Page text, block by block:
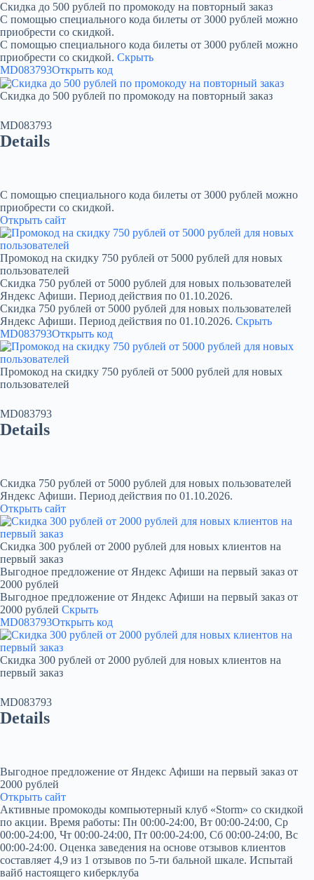
Скидка до 500 рублей по промокоду на повторный заказ
С помощью специального кода билеты от 3000 рублей можно
приобрести со скидкой.
С помощью специального кода билеты от 3000 рублей можно
приобрести со скидкой. Скрыть
MD083793Открыть код
Скидка до 500 рублей по промокоду на повторный заказ
MD083793
Details
С помощью специального кода билеты от 3000 рублей можно
приобрести со скидкой.
Открыть сайт
Промокод на скидку 750 рублей от 5000 рублей для новых
пользователей
Скидка 750 рублей от 5000 рублей для новых пользователей
Яндекс Афиши. Период действия по 01.10.2026.
Скидка 750 рублей от 5000 рублей для новых пользователей
Яндекс Афиши. Период действия по 01.10.2026. Скрыть
MD083793Открыть код
Промокод на скидку 750 рублей от 5000 рублей для новых
пользователей
MD083793
Details
Скидка 750 рублей от 5000 рублей для новых пользователей
Яндекс Афиши. Период действия по 01.10.2026.
Открыть сайт
Скидка 300 рублей от 2000 рублей для новых клиентов на
первый заказ
Выгодное предложение от Яндекс Афиши на первый заказ от
2000 рублей
Выгодное предложение от Яндекс Афиши на первый заказ от
2000 рублей Скрыть
MD083793Открыть код
Скидка 300 рублей от 2000 рублей для новых клиентов на
первый заказ
MD083793
Details
Выгодное предложение от Яндекс Афиши на первый заказ от
2000 рублей
Открыть сайт
Активные промокоды компьютерный клуб «Storm» со скидкой
по акции. Время работы: Пн 00:00-24:00, Вт 00:00-24:00, Ср
00:00-24:00, Чт 00:00-24:00, Пт 00:00-24:00, Сб 00:00-24:00, Вс
00:00-24:00. Оценка заведения на основе отзывов клиентов
составляет 4,9 из 1 отзывов по 5-ти бальной шкале. Испытай
вайб настоящего киберклуба